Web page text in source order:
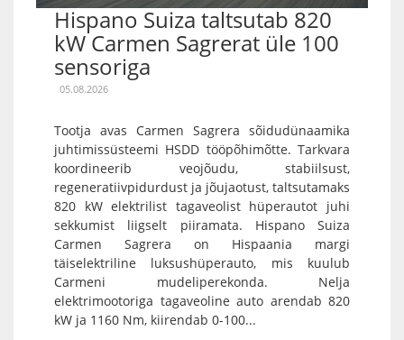
Hispano Suiza taltsutab 820
kW Carmen Sagrerat üle 100
sensoriga
05.08.2026
Tootja avas Carmen Sagrera sõidudünaamika
juhtimissüsteemi HSDD tööpõhimõtte. Tarkvara
koordineerib veojõudu, stabiilsust,
regeneratiivpidurdust ja jõujaotust, taltsutamaks
820 kW elektrilist tagaveolist hüperautot juhi
sekkumist liigselt piiramata. Hispano Suiza
Carmen Sagrera on Hispaania margi
täiselektriline luksushüperauto, mis kuulub
Carmeni mudeliperekonda. Nelja
elektrimootoriga tagaveoline auto arendab 820
kW ja 1160 Nm, kiirendab 0-100...